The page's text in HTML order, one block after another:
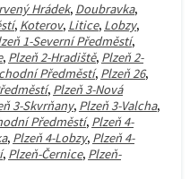
Hrádek, Doubravka,
, Koterov, Litice, Lobzy,
1-Severní Předměstí,
, Plzeň 2-Hradiště, Plzeň 2-
Předměstí, Plzeň 26,
, Plzeň 3-Nová
3-Skvrňany, Plzeň 3-Valcha,
Předměstí, Plzeň 4-
, Plzeň 4-Lobzy, Plzeň 4-
, Plzeň-Černice, Plzeň-